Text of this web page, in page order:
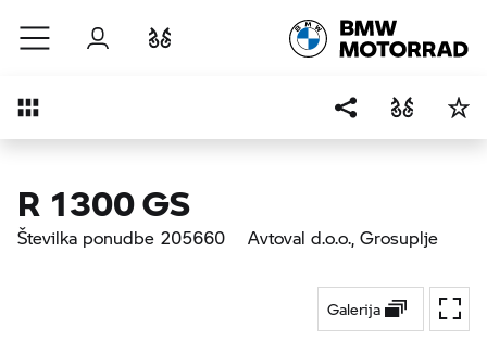
Preskoči na glavno vsebino
Prijava
Pregled
R 1300 GS
Številka ponudbe 205660 Avtoval d.o.o., Grosuplje
Galerija